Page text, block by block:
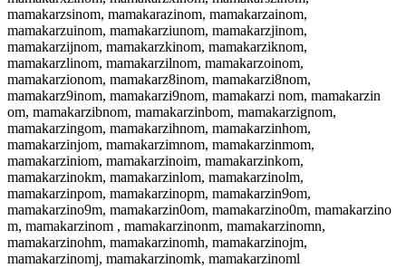
mamakarzsinom, mamakarazinom, mamakarzainom,
mamakarzuinom, mamakarziunom, mamakarzjinom,
mamakarzijnom, mamakarzkinom, mamakarziknom,
mamakarzlinom, mamakarzilnom, mamakarzoinom,
mamakarzionom, mamakarz8inom, mamakarzi8nom,
mamakarz9inom, mamakarzi9nom, mamakarzi nom, mamakarzin
om, mamakarzibnom, mamakarzinbom, mamakarzignom,
mamakarzingom, mamakarzihnom, mamakarzinhom,
mamakarzinjom, mamakarzimnom, mamakarzinmom,
mamakarziniom, mamakarzinoim, mamakarzinkom,
mamakarzinokm, mamakarzinlom, mamakarzinolm,
mamakarzinpom, mamakarzinopm, mamakarzin9om,
mamakarzino9m, mamakarzin0om, mamakarzino0m, mamakarzino
m, mamakarzinom , mamakarzinonm, mamakarzinomn,
mamakarzinohm, mamakarzinomh, mamakarzinojm,
mamakarzinomj, mamakarzinomk, mamakarzinoml